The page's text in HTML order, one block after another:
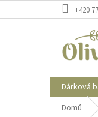
na
+420
Dárková
Domů